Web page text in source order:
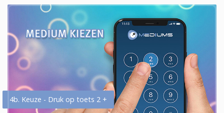
4b. Keuze - Druk op toets 2 +